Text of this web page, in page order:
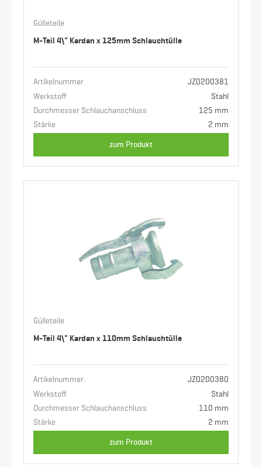
Gülleteile
M-Teil 4\" Kardan x 125mm Schlauchtülle
Artikelnummer
JZ0200381
Werkstoff
Stahl
Durchmesser Schlauchanschluss
125 mm
Stärke
2 mm
zum Produkt
Gülleteile
M-Teil 4\" Kardan x 110mm Schlauchtülle
Artikelnummer
JZ0200380
Werkstoff
Stahl
Durchmesser Schlauchanschluss
110 mm
Stärke
2 mm
zum Produkt